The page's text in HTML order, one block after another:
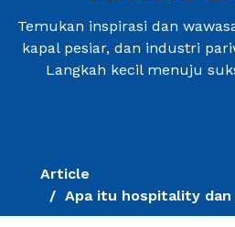
Temukan inspirasi dan
kapal pesiar, dan industri
Langkah kecil menuju
Article
Apa itu hospitality dan